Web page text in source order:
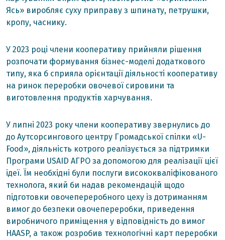
Ясь» виробляє суху приправу з шпинату, петрушки,
кропу, часнику.
У 2023 році члени кооперативу прийняли рішення
розпочати формування бізнес-моделі додаткового
типу, яка б сприяла орієнтації діяльності кооперативу
на ринок переробки овочевої сировини та
виготовлення продуктів харчування.
У липні 2023 року члени кооперативу звернулись до
до Аутсорсингового центру Громадської спілки «U-
Food», діяльність котрого реалізується за підтримки
Програми USAID АГРО за допомогою для реалізації цієї
ідеї. Їм необхідні були послуги висококваліфікованого
технолога, який би надав рекомендацій щодо
підготовки овочепереробного цеху із дотриманням
вимог до безпеки овочепереробки, приведення
виробничого приміщення у відповідність до вимог
HAASP, а також розробив технологічні карт переробки